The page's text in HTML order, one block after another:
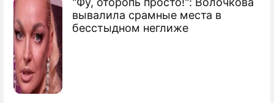
ПРОИСШЕСТВИЯ
вывалила срамные места в
бесстыдном неглиже